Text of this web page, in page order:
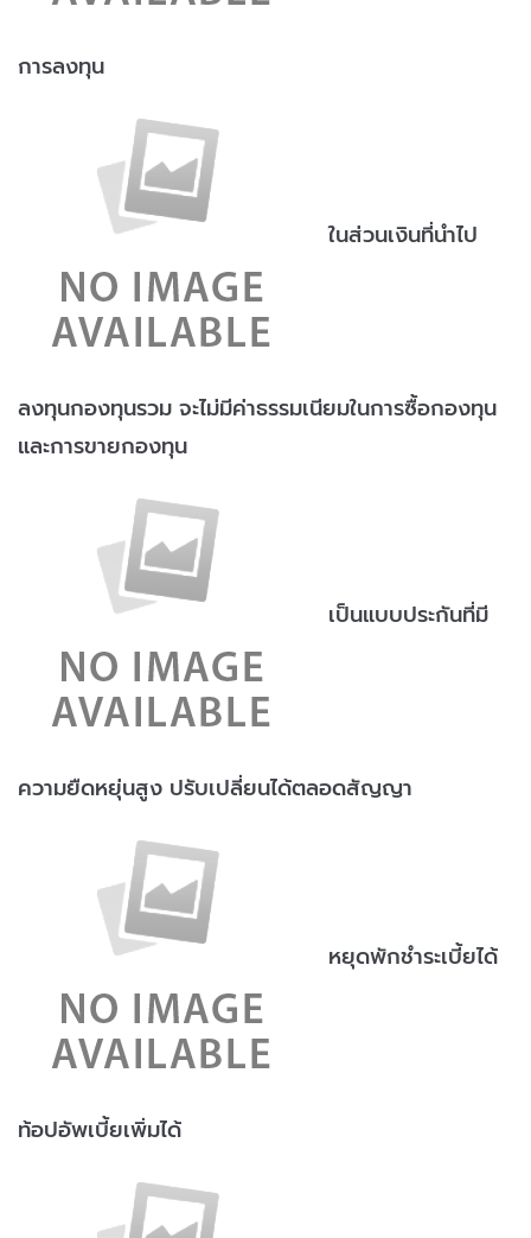
การลงทุน
ในส่วนเงินที่นำไป
ลงทุนกองทุนรวม จะไม่มีค่าธรรมเนียมในการซื้อกองทุน
และการขายกองทุน
เป็นแบบประกันที่มี
ความยืดหยุ่นสูง ปรับเปลี่ยนได้ตลอดสัญญา
หยุดพักชำระเบี้ยได้
ท้อปอัพเบี้ยเพิ่มได้